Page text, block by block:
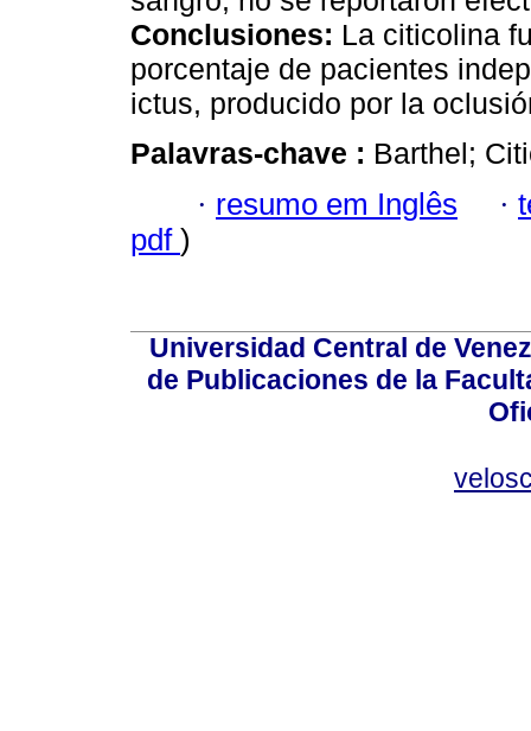
Conclusiones: La citicolina
porcentaje de pacientes
ictus, producido por la
Palavras-chave : Barthel;
· resumo em Inglês ·
pdf )
Universidad Central de
de Publicaciones de la